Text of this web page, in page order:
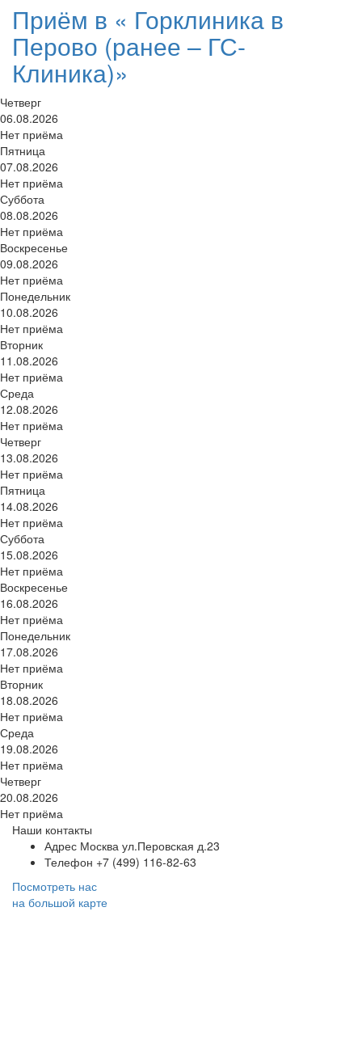
Приём в « Горклиника в
Перово (ранее – ГС-
Клиника)»
Четверг
06.08.2026
Нет приёма
Пятница
07.08.2026
Нет приёма
Суббота
08.08.2026
Нет приёма
Воскресенье
09.08.2026
Нет приёма
Понедельник
10.08.2026
Нет приёма
Вторник
11.08.2026
Нет приёма
Среда
12.08.2026
Нет приёма
Четверг
13.08.2026
Нет приёма
Пятница
14.08.2026
Нет приёма
Суббота
15.08.2026
Нет приёма
Воскресенье
16.08.2026
Нет приёма
Понедельник
17.08.2026
Нет приёма
Вторник
18.08.2026
Нет приёма
Среда
19.08.2026
Нет приёма
Четверг
20.08.2026
Нет приёма
Наши контакты
Адрес Москва ул.Перовская д.23
Телефон +7 (499) 116-82-63
Посмотреть нас
на большой карте